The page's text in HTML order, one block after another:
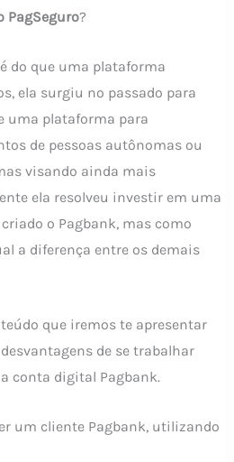
PagSeguro?
do que uma plataforma
ela surgiu no passado para
uma plataforma para
de pessoas autônomas ou
visando ainda mais
ela resolveu investir em uma
o Pagbank, mas como
a diferença entre os demais
que iremos te apresentar
de se trabalhar
conta digital Pagbank.
um cliente Pagbank, utilizando